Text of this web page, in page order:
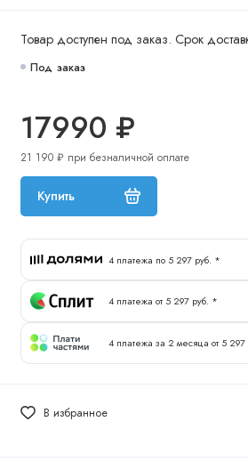
Товар доступен под заказ. Срок
Под заказ
17990 ₽
21 190 ₽ при безналичной оплате
Купить
4 платежа по 5 297 руб. *
4 платежа от 5 297 руб. *
4 платежа за 2 месяца от 5
В избранное